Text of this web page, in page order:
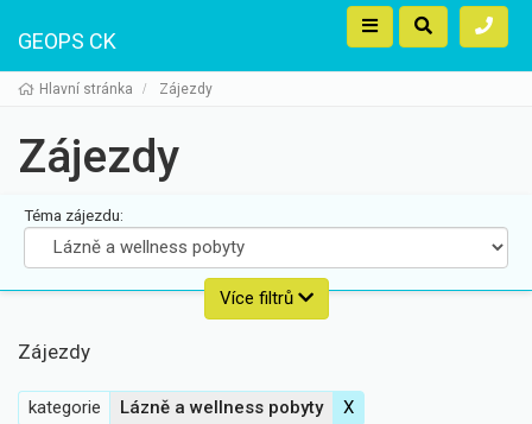
GEOPS CK
Hlavní stránka Zájezdy
Zájezdy
Téma zájezdu:
Země:
Destinace:
Více filtrů
Zájezdy
kategorie Lázně a wellness pobyty X